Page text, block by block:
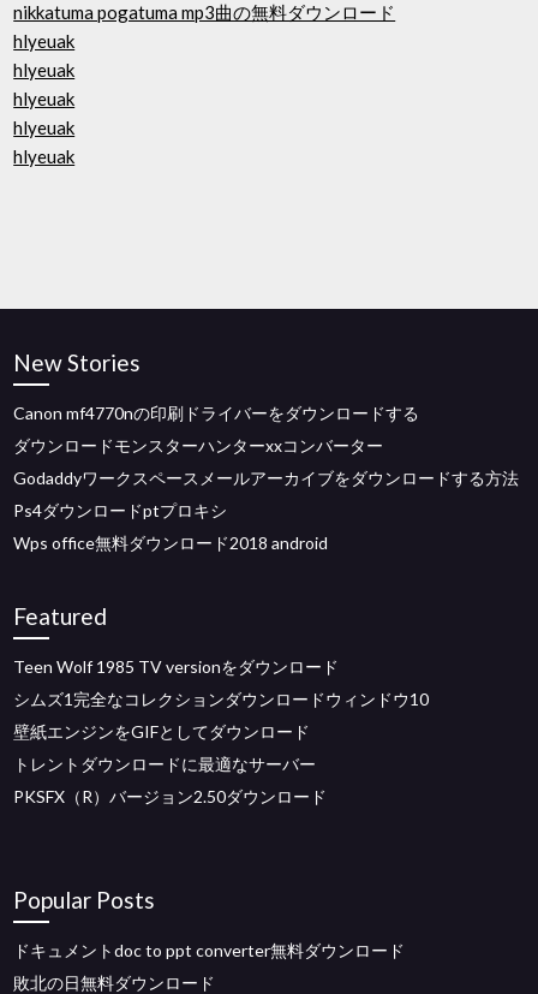
nikkatuma pogatuma mp3曲の無料ダウンロード
hlyeuak
hlyeuak
hlyeuak
hlyeuak
hlyeuak
New Stories
Canon mf4770nの印刷ドライバーをダウンロードする
ダウンロードモンスターハンターxxコンバーター
Godaddyワークスペースメールアーカイブをダウンロードする方法
Ps4ダウンロードptプロキシ
Wps office無料ダウンロード2018 android
Featured
Teen Wolf 1985 TV versionをダウンロード
シムズ1完全なコレクションダウンロードウィンドウ10
壁紙エンジンをGIFとしてダウンロード
トレントダウンロードに最適なサーバー
PKSFX（R）バージョン2.50ダウンロード
Popular Posts
ドキュメントdoc to ppt converter無料ダウンロード
敗北の日無料ダウンロード